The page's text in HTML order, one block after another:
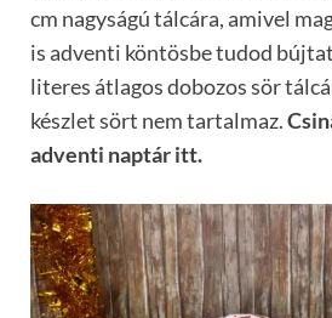
cm nagyságú tálcára, amivel
is adventi köntösbe tudod
literes átlagos dobozos sör
készlet sört nem tartalmaz.
adventi naptár itt.